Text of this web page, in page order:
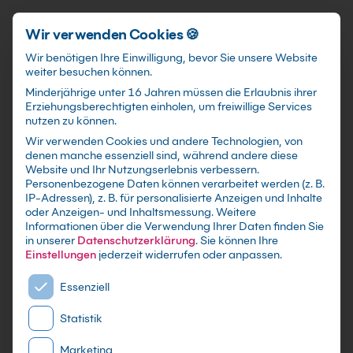
Förderungen training@kebel.de +49 231 5191986 Anmelden
Suchen
Inventor Kursein
Hamburg
Wir verwenden Cookies 🍪
Wir benötigen Ihre Einwilligung, bevor Sie unsere Website
weiter besuchen können.
Minderjährige unter 16 Jahren müssen die Erlaubnis ihrer
Erziehungsberechtigten einholen, um freiwillige Services
nutzen zu können.
Wir verwenden Cookies und andere Technologien, von
denen manche essenziell sind, während andere diese
Website und Ihr Nutzungserlebnis verbessern.
Personenbezogene Daten können verarbeitet werden (z. B.
IP-Adressen), z. B. für personalisierte Anzeigen und Inhalte
oder Anzeigen- und Inhaltsmessung.Weitere
Informationen über die Verwendung Ihrer Daten finden Sie
in unserer Datenschutzerklärung.Sie können Ihre
Einstellungen jederzeit widerrufen oder anpassen.
Es folgt eine Liste der Service-Gruppen, für die eine
Essenziell
Statistik
Marketing